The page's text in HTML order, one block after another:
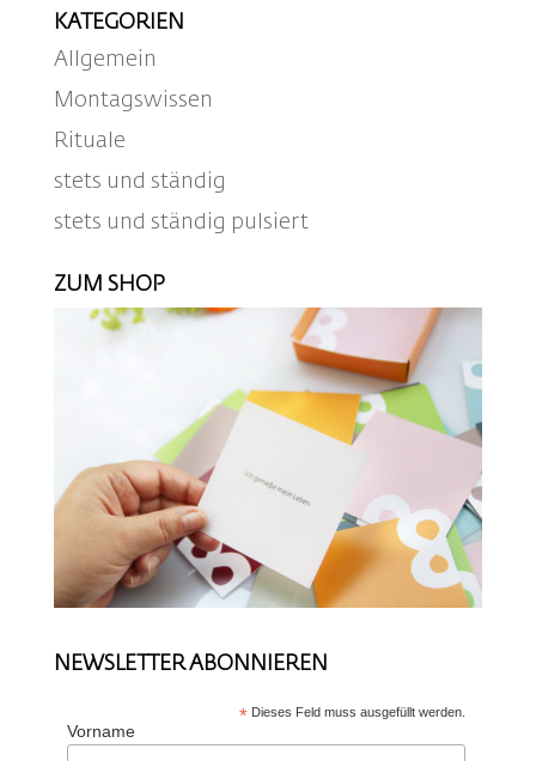
KATEGORIEN
Allgemein
Montagswissen
Rituale
stets und ständig
stets und ständig pulsiert
ZUM SHOP
NEWSLETTER ABONNIEREN
* Dieses Feld muss ausgefüllt werden.
Vorname